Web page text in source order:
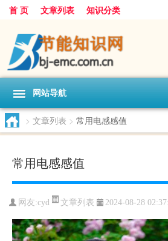
首 页 文章列表 知识分类
网站导航
> 文章列表 > 常用电感感值
常用电感感值
网友:cyd 文章列表 2024-08-28